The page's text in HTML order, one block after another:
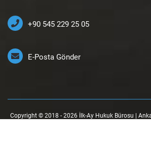
+90 545 229 25 05
E-Posta Gönder
Copyright © 2018 - 2026 İlk-Ay Hukuk Bürosu |